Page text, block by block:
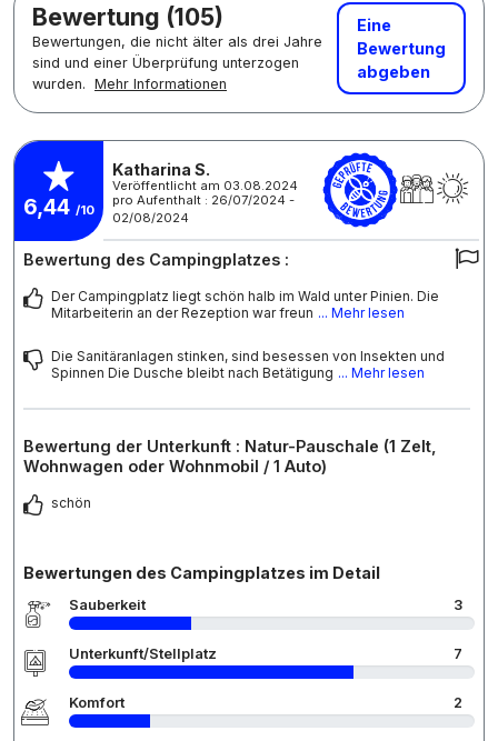
Bewertung (105)
Bewertungen, die nicht älter als drei Jahre
sind und einer Überprüfung unterzogen
wurden. Mehr Informationen
Eine
Bewertung
abgeben
6,44 /10
Katharina S.
Veröffentlicht am 03.08.2024
pro Aufenthalt : 26/07/2024 -
02/08/2024
Bewertung des Campingplatzes :
Der Campingplatz liegt schön halb im Wald unter Pinien. Die
Mitarbeiterin an der Rezeption war freun ... Mehr lesen
Die Sanitäranlagen stinken, sind besessen von Insekten und
Spinnen Die Dusche bleibt nach Betätigung ... Mehr lesen
Bewertung der Unterkunft : Natur-Pauschale (1 Zelt,
Wohnwagen oder Wohnmobil / 1 Auto)
schön
Bewertungen des Campingplatzes im Detail
Sauberkeit 3
Unterkunft/Stellplatz 7
Komfort 2